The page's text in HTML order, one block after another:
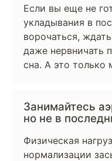
Если вы еще не
укладывания в
ворочаться,
даже нервничать
сна. А это только
Занимайтесь
но не в
Физическая
нормализации